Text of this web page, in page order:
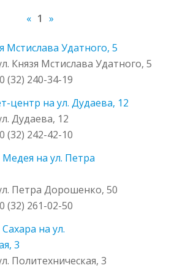
« 1 »
Мстислава Удатного, 5
Князя Мстислава Удатного, 5
(32) 240-34-19
центр на ул. Дудаева, 12
Дудаева, 12
(32) 242-42-10
на ул. Петра
Петра Дорошенко, 50
(32) 261-02-50
на ул.
3
Политехническая, 3